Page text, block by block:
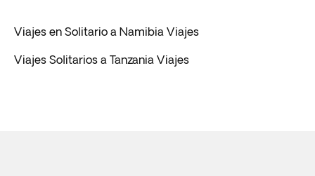
Viajes en Solitario a Namibia Viajes
Viajes Solitarios a Tanzania Viajes